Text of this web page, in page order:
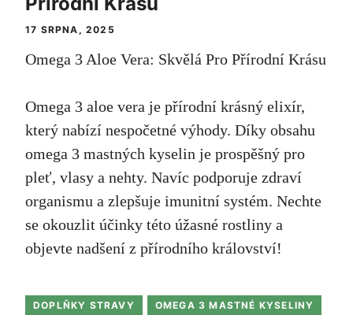
17 SRPNA, 2025
Omega 3 Aloe Vera: Skvělá Pro Přírodní Krásu
Omega 3 aloe vera je přírodní krásný elixír,
který nabízí nespočetné výhody. Díky obsahu
omega 3 mastných kyselin je prospěšný pro
pleť, vlasy a nehty. Navíc podporuje zdraví
organismu a zlepšuje imunitní systém. Nechte
se okouzlit účinky této úžasné rostliny a
objevte nadšení z přírodního království!
DOPLŇKY STRAVY OMEGA 3 MASTNÉ KYSELINY